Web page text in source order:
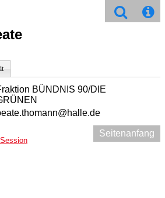
BÜNDNIS 90/DIE
Seitenanfang
Session